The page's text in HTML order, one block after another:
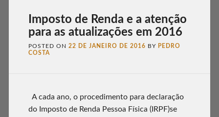
Imposto de Renda e a atenção
para as atualizações em 2016
POSTED ON 22 DE JANEIRO DE 2016 BY PEDRO
COSTA
A cada ano, o procedimento para declaração
do Imposto de Renda Pessoa Física (IRPF)se